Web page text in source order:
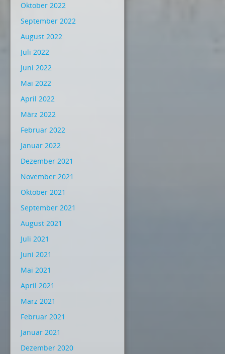
Oktober 2022
September 2022
August 2022
Juli 2022
Juni 2022
Mai 2022
April 2022
März 2022
Februar 2022
Januar 2022
Dezember 2021
November 2021
Oktober 2021
September 2021
August 2021
Juli 2021
Juni 2021
Mai 2021
April 2021
März 2021
Februar 2021
Januar 2021
Dezember 2020